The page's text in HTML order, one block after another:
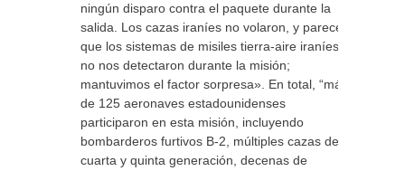
ningún disparo contra el paquete durante la
salida. Los cazas iraníes no volaron, y parece
que los sistemas de misiles tierra-aire iraníes
no nos detectaron durante la misión;
mantuvimos el factor sorpresa». En total, “más
de 125 aeronaves estadounidenses
participaron en esta misión, incluyendo
bombarderos furtivos B-2, múltiples cazas de
cuarta y quinta generación, decenas de